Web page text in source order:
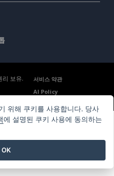
보유.
서비스 약관
AI Policy
위해 쿠키를 사용합니다. 당사
에 설명된 쿠키 사용에 동의하는
OK